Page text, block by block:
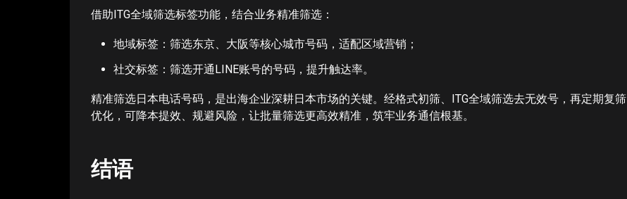
借助ITG全域筛选标签功能，结合业务精准筛选：
地域标签：筛选东京、大阪等核心城市号码，适配区域营销；
社交标签：筛选开通LINE账号的号码，提升触达率。
精准筛选日本电话号码，是出海企业深耕日本市场的关键。经格式初筛、ITG全域筛选去无效号，再定期复筛
优化，可降本提效、规避风险，让批量筛选更高效精准，筑牢业务通信根基。
结语